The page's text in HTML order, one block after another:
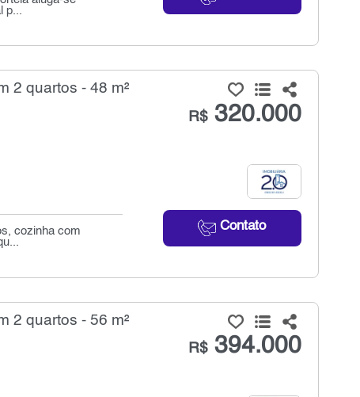
2 quartos - 48 m²
R$320.000
Contato
cozinha com
2 quartos - 56 m²
R$394.000